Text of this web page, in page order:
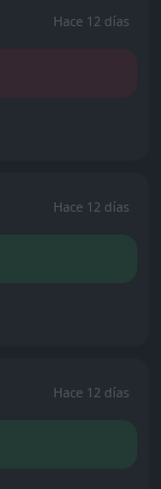
Hace 12 días
Hace 12 días
Hace 12 días